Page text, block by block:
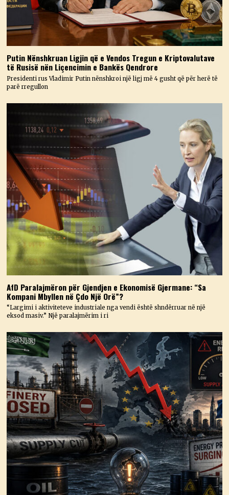
Putin Nënshkruan Ligjin që e Vendos Tregun e Kriptovalutave
të Rusisë nën Liçencimin e Bankës Qendrore
Presidenti rus Vladimir Putin nënshkroi një ligj më 4 gusht që për herë të
parë rregullon
AfD Paralajmëron për Gjendjen e Ekonomisë Gjermane: “Sa
Kompani Mbyllen në Çdo Një Orë”?
“Largimi i aktiviteteve industriale nga vendi është shndërruar në një
eksod masiv.” Një paralajmërim i ri